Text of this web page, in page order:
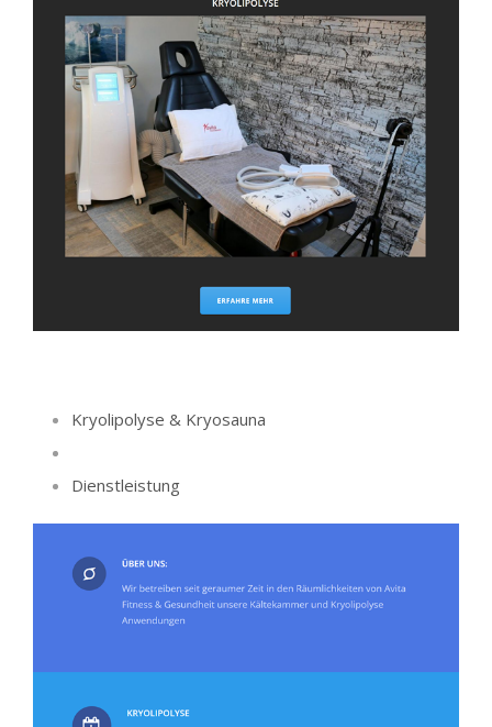
Kryolipolyse & Kryosauna
Dienstleistung